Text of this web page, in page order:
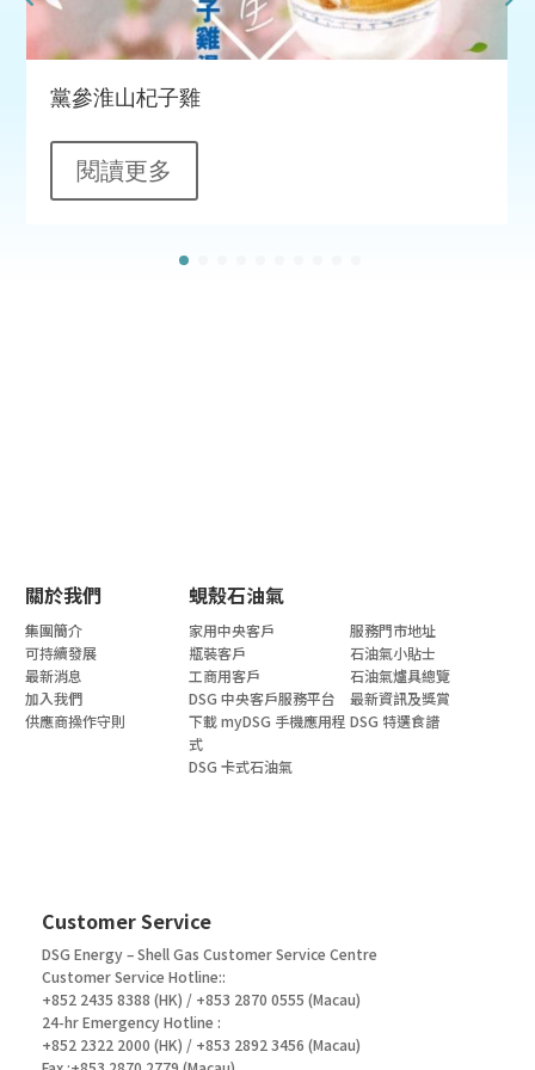
黨參淮山杞子雞
閱讀更多
關於我們 蜆殼石油氣
集團簡介
可持續發展
最新消息
加入我們
供應商操作守則
家用中央客戶
瓶裝客戶
工商用客戶
DSG 中央客戶服務平台
下載 myDSG 手機應用程
式
DSG 卡式石油氣
服務門市地址
石油氣小貼士
石油氣爐具總覽
最新資訊及獎賞
DSG 特選食譜
Customer Service
DSG Energy – Shell Gas Customer Service Centre
Customer Service Hotline::
+852 2435 8388 (HK) / +853 2870 0555 (Macau)
24-hr Emergency Hotline :
+852 2322 2000 (HK) / +853 2892 3456 (Macau)